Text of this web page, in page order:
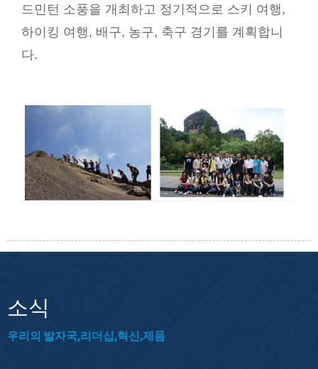
드민턴 소풍을 개최하고 정기적으로 스키 여행,
하이킹 여행, 배구, 농구, 축구 경기를 계획합니
다.
소식
우리의 발자국,리더십,혁신,제품